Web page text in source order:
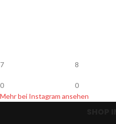
7
0
8
0
Mehr bei Instagram ansehen